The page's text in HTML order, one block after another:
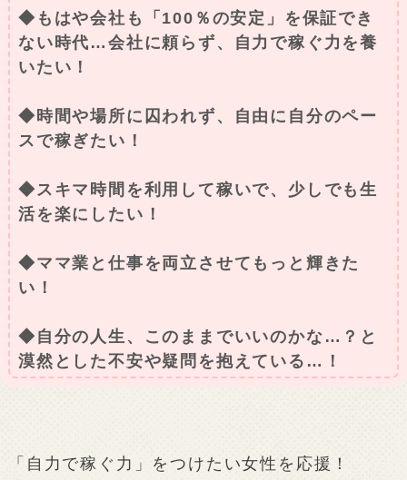
◆もはや会社も「100％の安定」を保証でき
ない時代…会社に頼らず、自力で稼ぐ力を養
いたい！
◆時間や場所に囚われず、自由に自分のペー
スで稼ぎたい！
◆スキマ時間を利用して稼いで、少しでも生
活を楽にしたい！
◆ママ業と仕事を両立させてもっと輝きた
い！
◆自分の人生、このままでいいのかな…？と
漠然とした不安や疑問を抱えている…！
「自力で稼ぐ力」をつけたい女性を応援！